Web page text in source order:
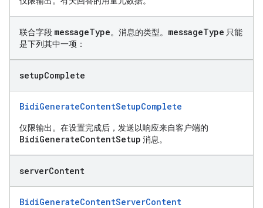
联合字段 messageType。消息的类型。 messageType 只能
是下列其中一项：
setupComplete
BidiGenerateContentSetupComplete
仅限输出。在设置完成后，发送以响应来自客户端的
BidiGenerateContentSetup 消息。
serverContent
BidiGenerateContentServerContent